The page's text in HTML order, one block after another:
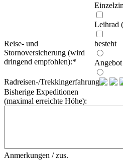
Leihrad
Reise- und
Stornoversicherung (wird
dringend empfohlen):*
besteht
Radreisen-/Trekkingerfahrung:
Bisherige Expeditionen
(maximal erreichte Höhe):
Anmerkungen / zus.